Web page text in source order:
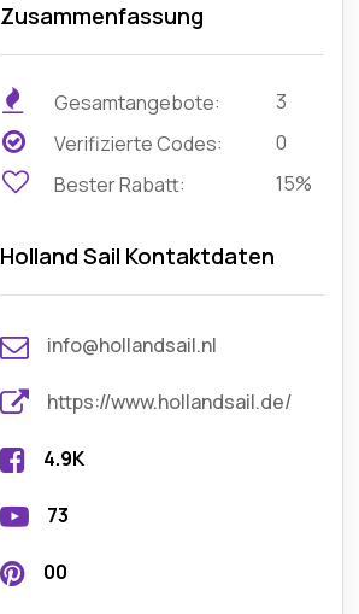
Zusammenfassung
Gesamtangebote:
3
Verifizierte Codes:
0
Bester Rabatt:
15%
Holland Sail Kontaktdaten
info@hollandsail.nl
https://www.hollandsail.de/
4.9K
73
00